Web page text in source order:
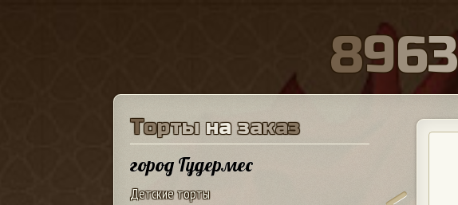
8963
Торты на заказ
город Гудермес
Детские торты